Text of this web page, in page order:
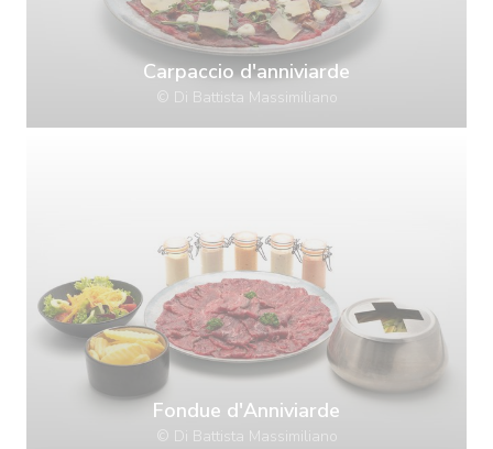
Carpaccio d'anniviarde
© Di Battista Massimiliano
Fondue d'Anniviarde
© Di Battista Massimiliano